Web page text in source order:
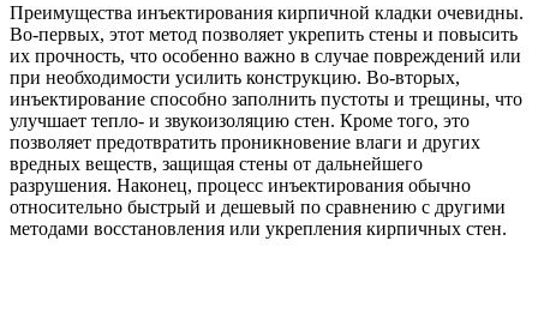
Преимущества инъектирования кирпичной кладки очевидны.
Во-первых, этот метод позволяет укрепить стены и повысить
их прочность, что особенно важно в случае повреждений или
при необходимости усилить конструкцию. Во-вторых,
инъектирование способно заполнить пустоты и трещины, что
улучшает тепло- и звукоизоляцию стен. Кроме того, это
позволяет предотвратить проникновение влаги и других
вредных веществ, защищая стены от дальнейшего
разрушения. Наконец, процесс инъектирования обычно
относительно быстрый и дешевый по сравнению с другими
методами восстановления или укрепления кирпичных стен.